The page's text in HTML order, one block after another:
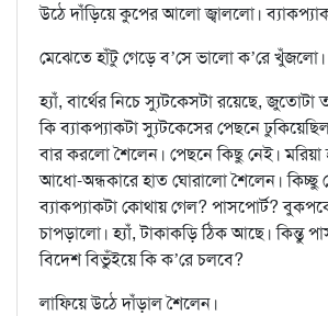
উঠে দাঁড়িয়ে কুপের আলো জ্বাললো।
মেঝেতে হাঁটু গেড়ে ব’সে ভালো ক’রে খুঁজলো।
হ‍্যাঁ, বার্থের নিচে স‍্যুটকেসটা রয়েছে,
কি ব‍্যাকপ‍্যাকটা স‍্যুটকেসের পেছনে
বার করলো শৈলেন। পেছনে কিছু নেই। মরিয়া
আধো-অন্ধকারে হাত ঘোরালো শৈলেন। কিচ্ছু
ব‍্যাকপ‍্যাকটা কোথায় গেল? পাসপোর্ট?
চাপড়ালো। হ‍্যাঁ, টাকাকড়ি ঠিক আছে। কিন্তু
বিদেশ বিভুঁইয়ে কি ক’রে চলবে?
লাফিয়ে উঠে দাঁড়াল শৈলেন।